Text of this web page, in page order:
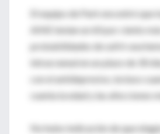
El equipo de Park encontró que
AINE tenían un 60 por ciento
probabilidades de sufrir una
intracraneal en un plazo de 30
con el antidepresivo, incluso
cuenta la edad y las afecciones
No hubo indicación de que